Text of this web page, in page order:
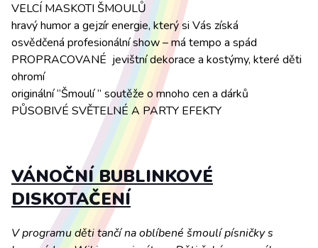
VELCÍ MASKOTI ŠMOULŮ
hravý humor a gejzír energie, který si Vás získá
osvědčená profesionální show – má tempo a spád
PROPRACOVANÉ jevištní dekorace a kostýmy, které děti
ohromí
originální “Šmoulí ” soutěže o mnoho cen a dárků
PŮSOBIVÉ SVĚTELNÉ A PARTY EFEKTY
VÁNOČNÍ BUBLINKOVÉ
DISKOTAČENÍ
V programu děti tančí na oblíbené šmoulí písničky s